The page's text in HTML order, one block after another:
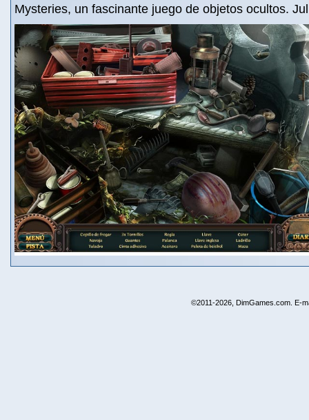
Mysteries, un fascinante juego de objetos ocultos.
©2011-2026, DimGames.com. E-